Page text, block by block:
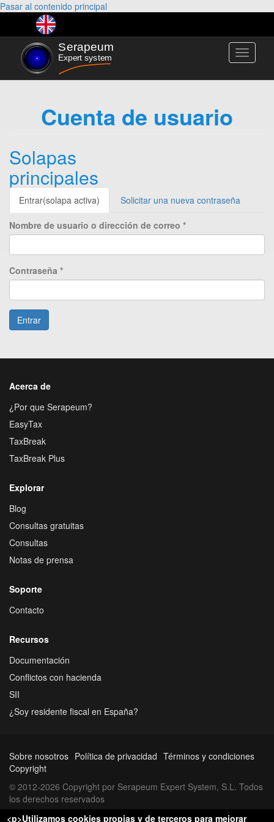
Pasar al contenido principal
Toggle
Cuenta de usuario
Solapas
principales
Entrar(solapa activa) Solicitar una nueva contraseña
Nombre de usuario o dirección de correo *
Contraseña *
Entrar
Acerca de
¿Por que Serapeum?
EasyTax
TaxBreak
TaxBreak Plus
Explorar
Blog
Consultas gratuitas
Consultas
Notas de prensa
Soporte
Contacto
Recursos
Documentación
Conflictos con hacienda
SII
¿Soy residente fiscal en España?
Sobre nosotros Política de privacidad Términos y condiciones
Copyright
© 2012-2026 Copyright por Serapeum Expert System, S.L. Todos
los derechos reservados
<p>Utilizamos cookies propias y de terceros para mejorar